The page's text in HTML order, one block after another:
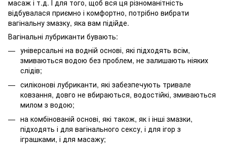
масаж і т.д. І для того, щоб вся ця різноманітність
відбувалася приємно і комфортно, потрібно вибрати
вагінальну змазку, яка вам підійде.
Вагінальні лубриканти бувають:
універсальні на водній основі, які підходять всім,
змиваються водою без проблем, не залишають ніяких
слідів;
силіконові лубриканти, які забезпечують тривале
ковзання, довго не вбираються, водостійкі, змиваються
милом з водою;
на комбінованій основі, які також, як і інші змазки,
підходять і для вагінального сексу, і для ігор з
іграшками, і для масажу;